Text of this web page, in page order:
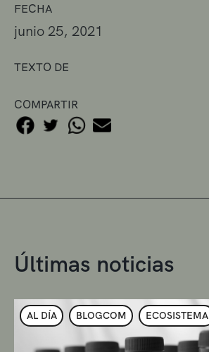
FECHA
junio 25, 2021
TEXTO DE
COMPARTIR
Últimas noticias
AL DÍA BLOGCOM ECOSISTEMA